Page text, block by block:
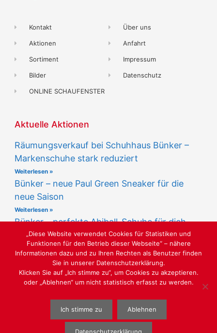
Kontakt
Aktionen
Sortiment
Bilder
ONLINE SCHAUFENSTER
Über uns
Anfahrt
Impressum
Datenschutz
Aktuelle Aktionen
Räumungsverkauf bei Schuhhaus Bünker –
Markenschuhe stark reduziert
Weiterlesen »
Bünker – neue Paul Green Sneaker für die
neue Saison
Weiterlesen »
Bünker – perfekte Abiball-Schuhe für dich
Weiterlesen »
LUST AUF SCHÖNE SCHUHE
WEBGESTALTUNGWWW.SABU-VERBUNDGRUPPE.DE
GMBH
„Diese Website verwendet Cookies für Statistiken und
Funktionen für den Betrieb dieser Webseite“ – nähere
Informationen dazu und zu Ihren Rechten als Benutzer finden
Sie in unserer Datenschutzerklärung.
Klicken Sie auf „Ich stimme zu“, um Cookies zu akzeptieren.
oder „Ablehnen“ um nicht statistisch erfasst zu werden.
Ich stimme zu Ablehnen